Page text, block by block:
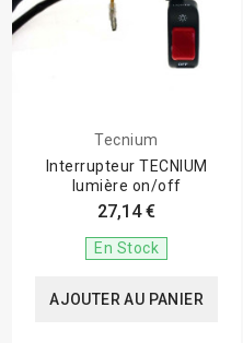
Tecnium
Interrupteur TECNIUM
lumière on/off
27,14 €
En Stock
AJOUTER AU PANIER